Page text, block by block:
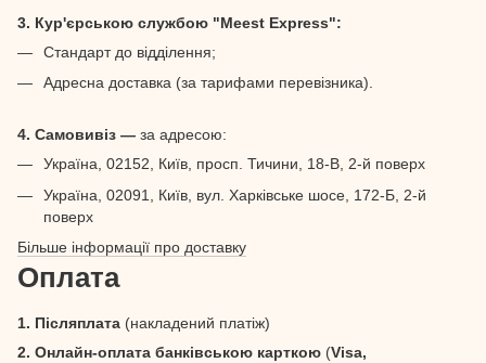
3. Кур'єрською службою "Meest Express":
Стандарт до відділення;
Адресна доставка (за тарифами перевізника).
4. Самовивіз — за адресою:
Україна, 02152, Київ, просп. Тичини, 18-В, 2-й поверх
Україна, 02091, Київ, вул. Харківське шосе, 172-Б, 2-й
поверх
Більше інформації про доставку
Оплата
1. Післяплата (накладений платіж)
2. Онлайн-оплата банківською карткою (Visa,